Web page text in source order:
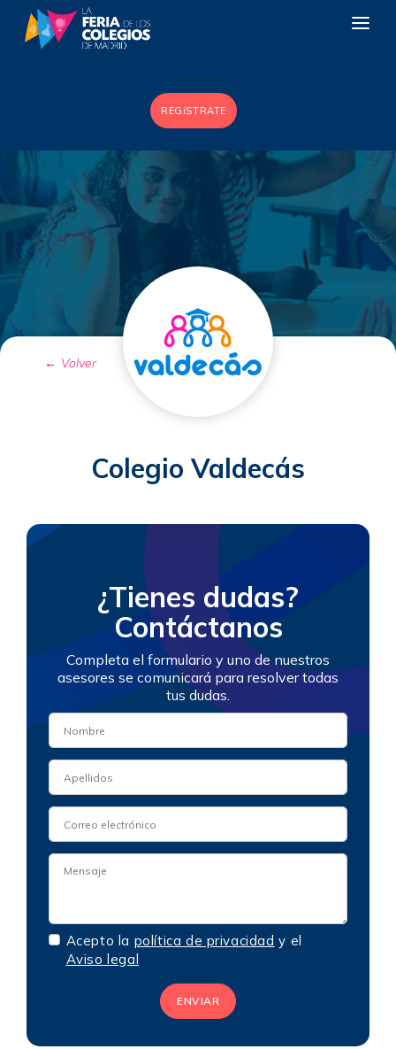
LOS COLEGIOS
ESTUDIAR EN EL EXTRANJERO
CONTACTO
REGíSTRATE
Volver
Colegio Valdecás
¿Tienes dudas?
Contáctanos
Completa el formulario y uno de nuestros
asesores se comunicará para resolver todas
tus dudas.
Acepto la política de privacidad y el
Aviso legal
ENVIAR